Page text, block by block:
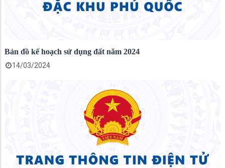
Bản đồ kế hoạch sử dụng đất năm 2024
14/03/2024